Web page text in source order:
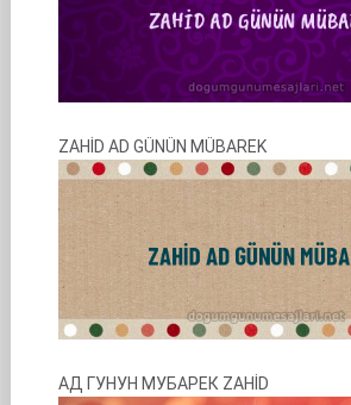
ZAHİD AD GÜNÜN MÜBAREK
АД ГУНУН МУБАРЕК ZAHİD